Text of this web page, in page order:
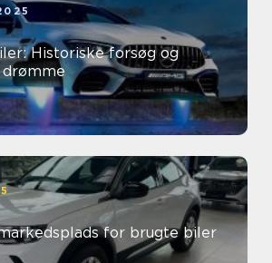
Historiske forsøg og
for brugte biler